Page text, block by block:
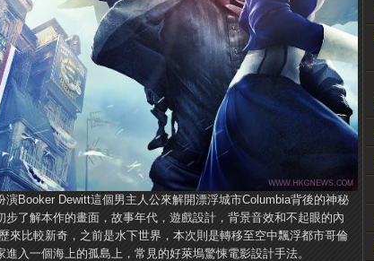
Booker Dewitt這個男主人公來解開漂浮城市Columbia背後的神秘
了解本作的畫面，故事年代，遊戲設計，背景音效和不起眼的內
來比較新奇，之前是水下世界，本次則是轉移至空中飄浮都市哥倫
入一個海上的孤島上，常見的好萊塢驚悚電影設計手法。